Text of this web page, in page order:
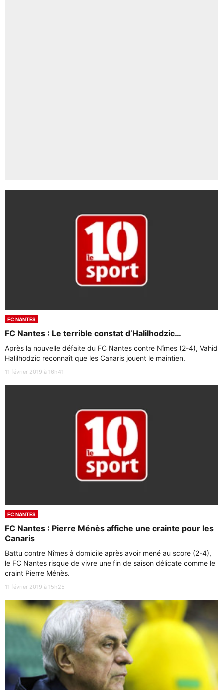
FC NANTES
FC Nantes : Le terrible constat d’Halilhodzic…
Après la nouvelle défaite du FC Nantes contre Nîmes (2-4), Vahid
Halilhodzic reconnaît que les Canaris jouent le maintien.
11 février 2019 à 16h41
FC NANTES
FC Nantes : Pierre Ménès affiche une crainte pour les
Canaris
Battu contre Nîmes à domicile après avoir mené au score (2-4),
le FC Nantes risque de vivre une fin de saison délicate comme le
craint Pierre Ménès.
11 février 2019 à 15h25